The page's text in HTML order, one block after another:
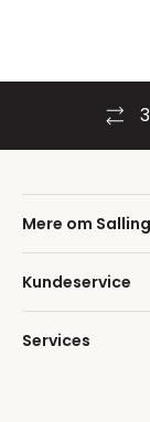
Mere om Salling
Kundeservice
Services